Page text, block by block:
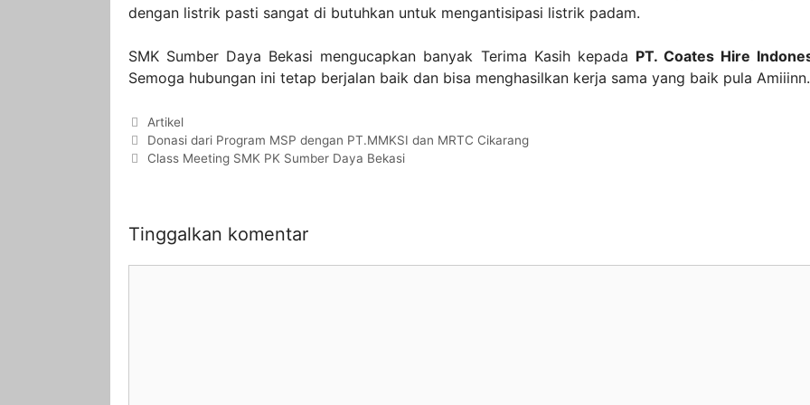
dengan listrik pasti sangat di butuhkan untuk mengantisipasi listrik padam.
SMK Sumber Daya Bekasi mengucapkan banyak Terima Kasih kepada PT. Coates Hire
Semoga hubungan ini tetap berjalan baik dan bisa menghasilkan kerja sama yang baik pula
Artikel
Donasi dari Program MSP dengan PT.MMKSI dan MRTC Cikarang
Class Meeting SMK PK Sumber Daya Bekasi
Tinggalkan komentar